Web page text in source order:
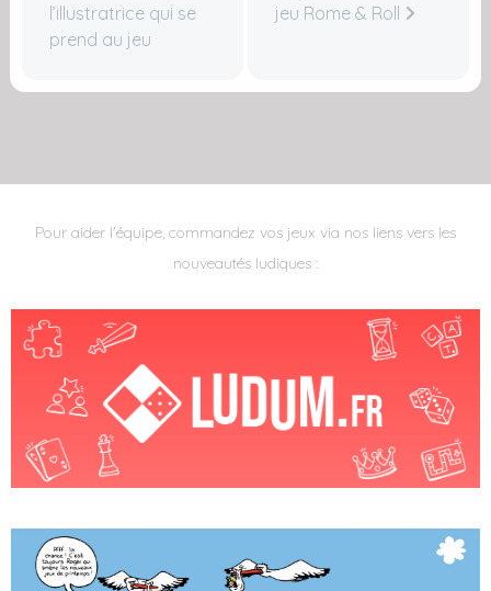
l’illustratrice qui se
prend au jeu
jeu Rome & Roll
Pour aider l'équipe, commandez vos jeux via nos liens vers les
nouveautés ludiques :